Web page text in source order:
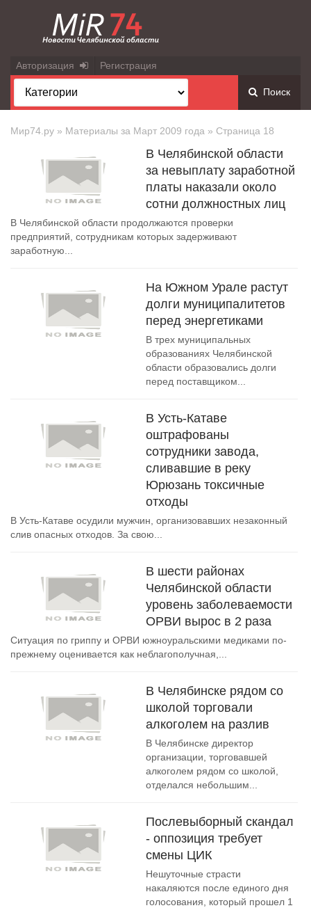
Авторизация Регистрация
Поиск
Мир74.ру » Материалы за Март 2009 года » Страница 18
В Челябинской области
за невыплату заработной
платы наказали около
сотни должностных лиц
В Челябинской области продолжаются проверки
предприятий, сотрудникам которых задерживают
заработную...
На Южном Урале растут
долги муниципалитетов
перед энергетиками
В трех муниципальных
образованиях Челябинской
области образовались долги
перед поставщиком...
В Усть-Катаве
оштрафованы
сотрудники завода,
сливавшие в реку
Юрюзань токсичные
отходы
В Усть-Катаве осудили мужчин, организовавших незаконный
слив опасных отходов. За свою...
В шести районах
Челябинской области
уровень заболеваемости
ОРВИ вырос в 2 раза
Ситуация по гриппу и ОРВИ южноуральскими медиками по-
прежнему оценивается как неблагополучная,...
В Челябинске рядом со
школой торговали
алкоголем на разлив
В Челябинске директор
организации, торговавшей
алкоголем рядом со школой,
отделался небольшим...
Послевыборный скандал
- оппозиция требует
смены ЦИК
Нешуточные страсти
накаляются после единого дня
голосования, который прошел 1